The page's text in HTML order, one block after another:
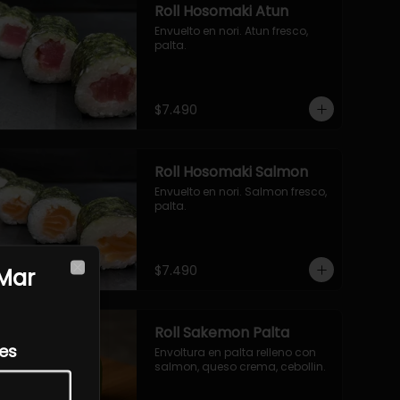
Roll Hosomaki Atun
Envuelto en nori. Atun fresco,
palta.
$7.490
Roll Hosomaki Salmon
Envuelto en nori. Salmon fresco,
palta.
$7.490
Roll Sakemon Palta
Envoltura en palta relleno con
salmon, queso crema, cebollin.